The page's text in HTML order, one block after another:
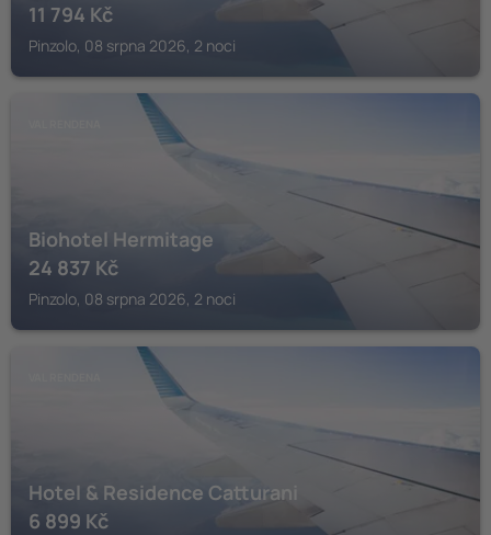
11 794 Kč
Pinzolo, 08 srpna 2026, 2 noci
Biohotel Hermitage
24 837 Kč
Pinzolo, 08 srpna 2026, 2 noci
Hotel & Residence Catturani
6 899 Kč